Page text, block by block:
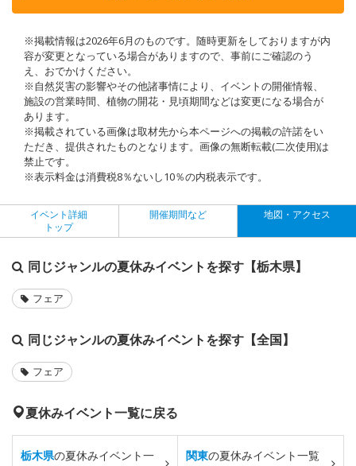
※掲載情報は2026年6月のものです。随時更新をしておりますが内
容が変更となっている場合がありますので、事前にご確認のう
え、おでかけください。
※自然災害の影響やその他諸事情により、イベントの開催情報、
施設の営業時間、植物の開花・見頃期間などは変更になる場合が
あります。
※掲載されている画像は取材先から本ページへの掲載の許諾をい
ただき、提供されたものとなります。画像の無断転載(二次使用)は
禁止です。
※表示料金は消費税8％ないし10％の内税表示です。
イベント詳細
トップ
開催期間など 地図・アクセス
同じジャンルの夏休みイベントを探す【栃木県】
フェア
同じジャンルの夏休みイベントを探す【全国】
フェア
夏休みイベント一覧に戻る
栃木県の夏休みイベント一
関東の夏休みイベント一覧